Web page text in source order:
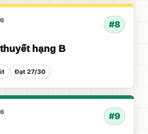
#8
hạng B
Đạt 27/30
#9